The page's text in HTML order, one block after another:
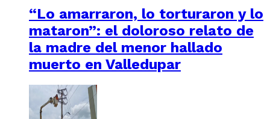
“Lo amarraron, lo torturaron y lo
mataron”: el doloroso relato de
la madre del menor hallado
muerto en Valledupar